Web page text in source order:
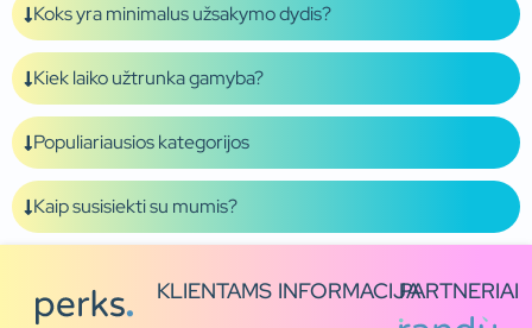
Koks yra minimalus užsakymo dydis?
Kiek laiko užtrunka gamyba?
Populiariausios kategorijos
Kaip susisiekti su mumis?
KLIENTAMS INFORMACIJAPARTNERIAI